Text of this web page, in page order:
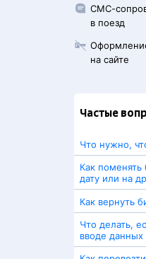
СМС-
в поезд
на сайте
Частые
Что нужно,
Как поменять
дату или на
Как вернуть
Что делать,
вводе данных